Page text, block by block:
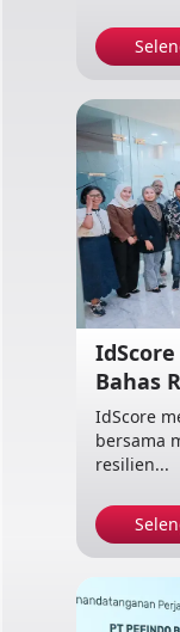
Bahas
IdScore
bersama
resilien...